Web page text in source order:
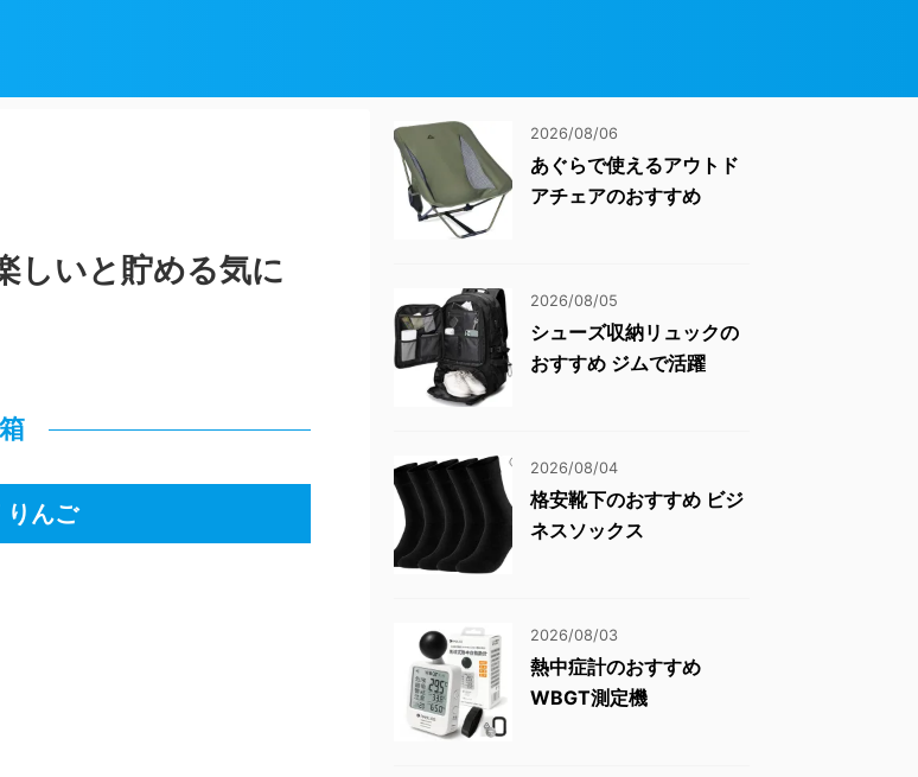
しいと貯める気に
んご
2026/08/06
あぐらで使えるアウトド
アチェアのおすすめ
2026/08/05
シューズ収納リュックの
おすすめ ジムで活躍
2026/08/04
格安靴下のおすすめ ビジ
ネスソックス
2026/08/03
熱中症計のおすすめ
WBGT測定機